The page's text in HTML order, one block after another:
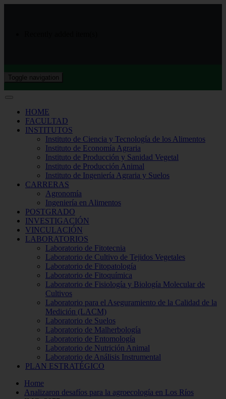
Toggle navigation
HOME
FACULTAD
INSTITUTOS
Instituto de Ciencia y Tecnología de los Alimentos
Instituto de Economía Agraria
Instituto de Producción y Sanidad Vegetal
Instituto de Producción Animal
Instituto de Ingeniería Agraria y Suelos
CARRERAS
Agronomía
Ingeniería en Alimentos
POSTGRADO
INVESTIGACIÓN
VINCULACIÓN
LABORATORIOS
Laboratorio de Fitotecnia
Laboratorio de Cultivo de Tejidos Vegetales
Laboratorio de Fitopatología
Laboratorio de Fitoquímica
Laboratorio de Fisiología y Biología Molecular de
Cultivos
Laboratorio para el Aseguramiento de la Calidad de la
Medición (LACM)
Laboratorio de Suelos
Laboratorio de Malherbología
Laboratorio de Entomología
Laboratorio de Nutrición Animal
Laboratorio de Análisis Instrumental
PLAN ESTRATÉGICO
Home
Analizaron desafíos para la agroecología en Los Ríos